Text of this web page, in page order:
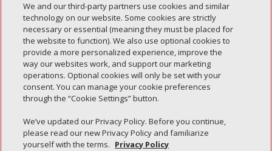
Entradas recientes
Simple Interlock de Walla Walla
Enclavamiento simple de Morton
Simple Interlock de Carol Stream
Simple Interlock de Waukegan
Simple Interlock de Texarkana
We and our third-party partners use cookies and similar
technology on our website. Some cookies are strictly
necessary or essential (meaning they must be placed for
the website to function). We also use optional cookies to
provide a more personalized experience, improve the
way our websites work, and support our marketing
operations. Optional cookies will only be set with your
consent. You can manage your cookie preferences
through the “Cookie Settings” button.
We’ve updated our Privacy Policy. Before you continue,
please read our new Privacy Policy and familiarize
yourself with the terms. Privacy Policy